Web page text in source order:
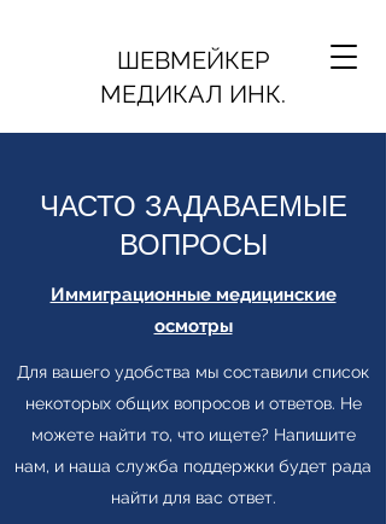
ШЕВМЕЙКЕР
МЕДИКАЛ ИНК.
ЧАСТО ЗАДАВАЕМЫЕ
ВОПРОСЫ
Иммиграционные медицинские
осмотры
Для вашего удобства мы составили список
некоторых общих вопросов и ответов. Не
можете найти то, что ищете? Напишите
нам, и наша служба поддержки будет рада
найти для вас ответ.